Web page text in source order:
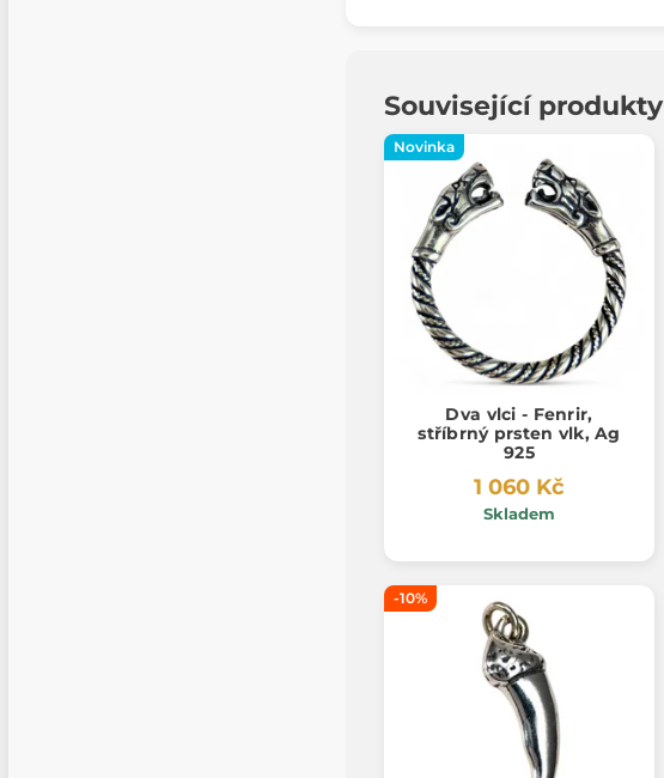
Související produkty
Novinka
Dva vlci - Fenrir,
stříbrný prsten vlk, Ag
925
1 060 Kč
Skladem
-10%